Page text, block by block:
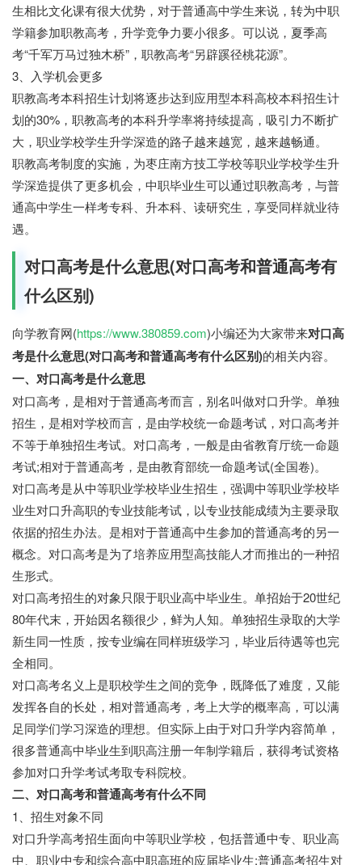
生相比文化课有很大优势，对于普通高中学生来说，转为中职
学籍参加职教高考，升学竞争力要小很多。可以说，夏季高
考“千军万马过独木桥”，职教高考“另辟蹊径桃花源”。
3、入学机会更多
职教高考本科招生计划将逐步达到应用型本科高校本科招生计
划的30%，职教高考的本科升学率将持续提高，吸引力不断扩
大，职业学校学生升学深造的路子越来越宽，越来越畅通。
职教高考制度的实施，为枣庄南方技工学校等职业学校学生升
学深造提供了更多机会，中职毕业生可以通过职教高考，与普
通高中学生一样考专科、升本科、读研究生，享受同样就业待
遇。
对口高考是什么意思(对口高考和普通高考有
什么区别)
向学教育网(https://www.380859.com)小编还为大家带来对口高
考是什么意思(对口高考和普通高考有什么区别)的相关内容。
一、对口高考是什么意思
对口高考，是相对于普通高考而言，别名叫做对口升学。单独
招生，是相对学校而言，是由学校统一命题考试，对口高考并
不等于单独招生考试。对口高考，一般是由省教育厅统一命题
考试;相对于普通高考，是由教育部统一命题考试(全国卷)。
对口高考是从中等职业学校毕业生招生，强调中等职业学校毕
业生对口升高职的专业技能考试，以专业技能成绩为主要录取
依据的招生办法。是相对于普通高中生参加的普通高考的另一
概念。对口高考是为了培养应用型高技能人才而推出的一种招
生形式。
对口高考招生的对象只限于职业高中毕业生。单招始于20世纪
80年代末，开始因名额很少，鲜为人知。单独招生录取的大学
新生同一性质，按专业编在同样班级学习，毕业后待遇等也完
全相同。
对口高考名义上是职校学生之间的竞争，既降低了难度，又能
发挥各自的长处，相对普通高考，考上大学的概率高，可以满
足同学们学习深造的理想。但实际上由于对口升学内容简单，
很多普通高中毕业生到职高注册一年制学籍后，获得考试资格
参加对口升学考试考取专科院校。
二、对口高考和普通高考有什么不同
1、招生对象不同
对口升学高考招生面向中等职业学校，包括普通中专、职业高
中、职业中专和综合高中职高班的应届毕业生;普通高考招生对